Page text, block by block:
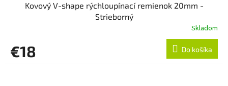
Kovový V-shape rýchloupínací remienok 20mm -
Strieborný
Skladom
€18 Do košíka